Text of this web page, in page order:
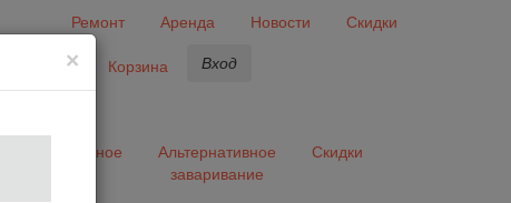
Ремонт Аренда Новости
Скидки
Избранное Корзина Вход
Разное
Альтернативное
заваривание
Скидки
×